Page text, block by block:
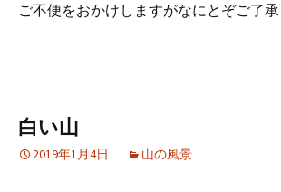
ご不便をおかけしますがなにとぞご了承
白い山
2019年1月4日 山の風景